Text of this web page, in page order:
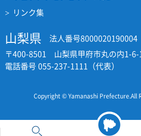
リンク集
山梨県
法人番号8000020190004
〒400-8501 山梨県甲府市丸の内1-6-
電話番号 055-237-1111（代表）
Copyright © Yamanashi Prefecture.All